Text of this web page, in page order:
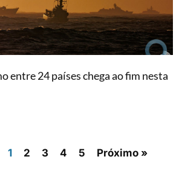
entre 24 países chega ao fim nesta
1 2 3 4 5 Próximo »